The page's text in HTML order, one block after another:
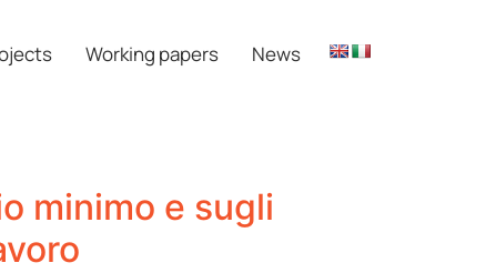
Working papers News
minimo e sugli